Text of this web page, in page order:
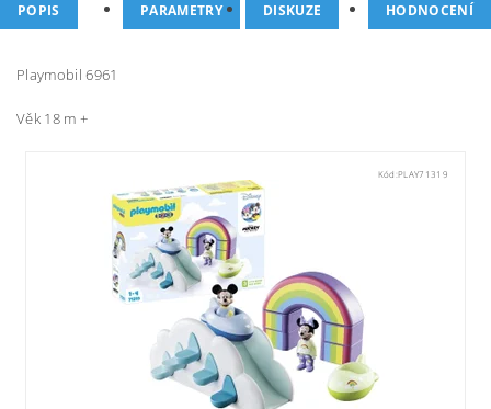
POPIS PARAMETRY DISKUZE HODNOCENÍ
Playmobil 6961
Věk 18 m +
Kód:PLAY71319